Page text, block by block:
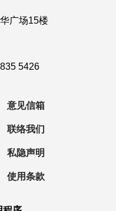
广场15楼
5426
意见信箱
联络我们
私隐声明
使用条款